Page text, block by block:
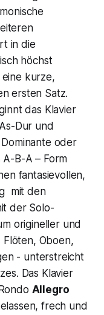
in die
höchst
kurze,
ersten Satz.
das Klavier
Dur und
oder
B-A – Form
fantasievollen,
mit den
der Solo-
origineller und
Oboen,
- unterstreicht
Das Klavier
Allegro
frech und